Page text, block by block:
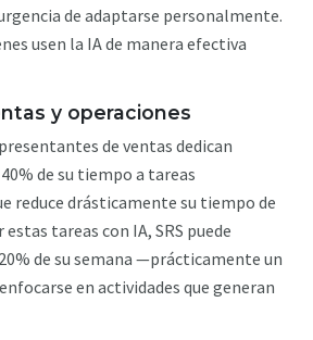
de adaptarse personalmente.
usen la IA de manera efectiva
y operaciones
de ventas dedican
de su tiempo a tareas
reduce drásticamente su tiempo de
tareas con IA, SRS puede
de su semana —prácticamente un
en actividades que generan